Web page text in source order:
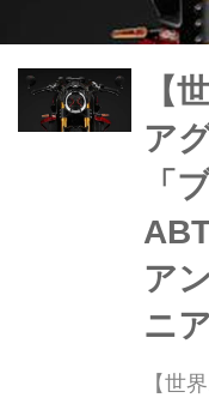
【
ア
「
ア
ニ
【世